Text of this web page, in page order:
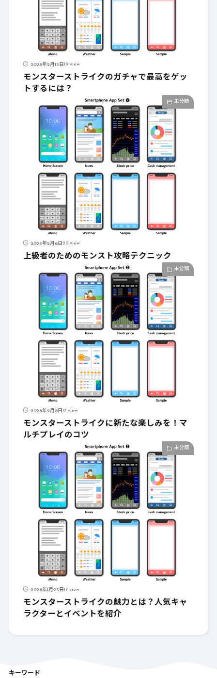
2026年2月13日19 view
モンスターストライクのガチャで最高をゲッ
トするには？
未分類
2026年2月6日20 view
上級者のためのモンスト攻略テクニック
未分類
2026年2月8日17 view
モンスターストライクに新たな楽しみを！マ
ルチプレイのコツ
未分類
2026年1月23日17 view
モンスターストライクの魅力とは？人気キャ
ラクターとイベントを紹介
キーワード